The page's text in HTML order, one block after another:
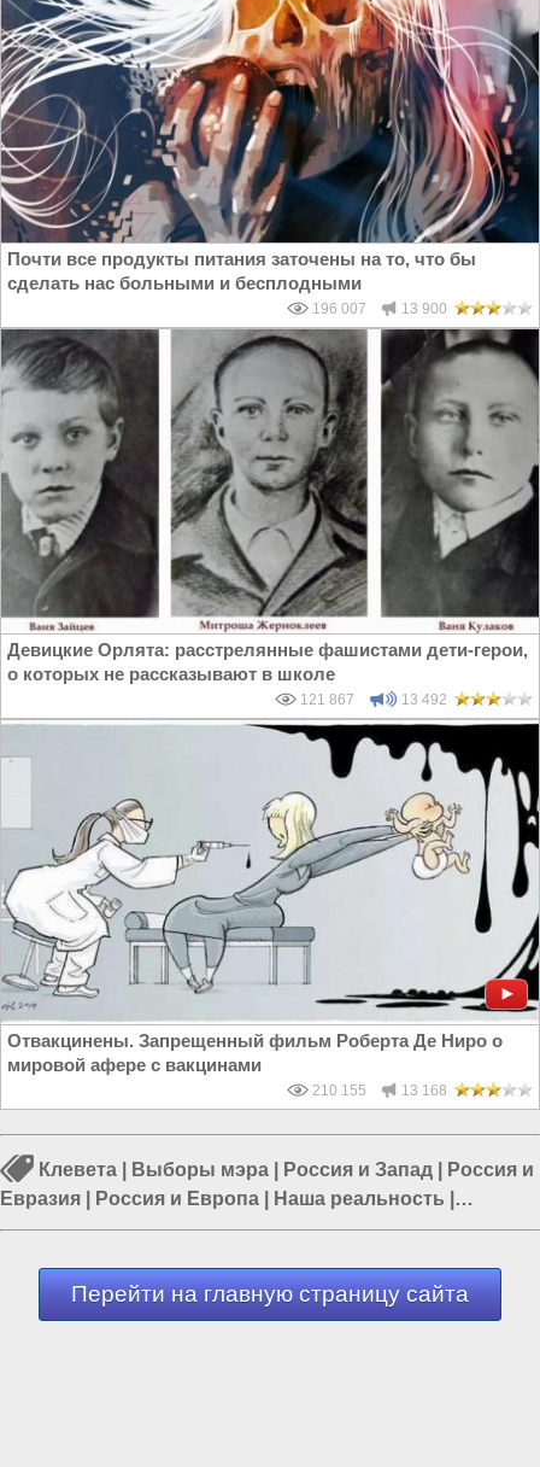
Почти все продукты питания заточены на то, что бы
сделать нас больными и бесплодными
196 007 13 900
Девицкие Орлята: расстрелянные фашистами дети-герои,
о которых не рассказывают в школе
121 867 13 492
Отвакцинены. Запрещенный фильм Роберта Де Ниро о
мировой афере с вакцинами
210 155 13 168
Клевета Выборы мэра Россия и Запад
Россия и
Евразия
Россия и Европа Наша реальность
Дмитрий Жуков
Перейти на главную страницу сайта